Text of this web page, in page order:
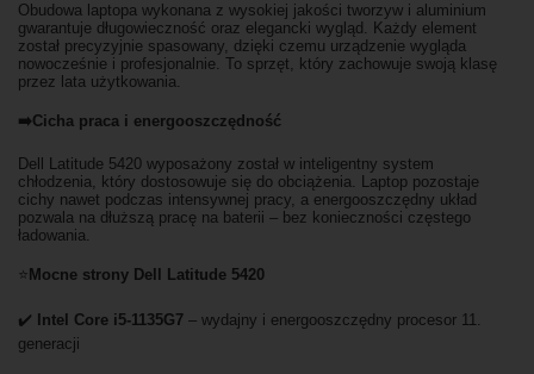
Obudowa laptopa wykonana z wysokiej jakości tworzyw i aluminium
gwarantuje długowieczność oraz elegancki wygląd. Każdy element
został precyzyjnie spasowany, dzięki czemu urządzenie wygląda
nowocześnie i profesjonalnie. To sprzęt, który zachowuje swoją klasę
przez lata użytkowania.
➡️Cicha praca i energooszczędność
Dell Latitude 5420 wyposażony został w inteligentny system
chłodzenia, który dostosowuje się do obciążenia. Laptop pozostaje
cichy nawet podczas intensywnej pracy, a energooszczędny układ
pozwala na dłuższą pracę na baterii – bez konieczności częstego
ładowania.
⭐ Mocne strony Dell Latitude 5420
✔️ Intel Core i5-1135G7 – wydajny i energooszczędny procesor 11.
generacji